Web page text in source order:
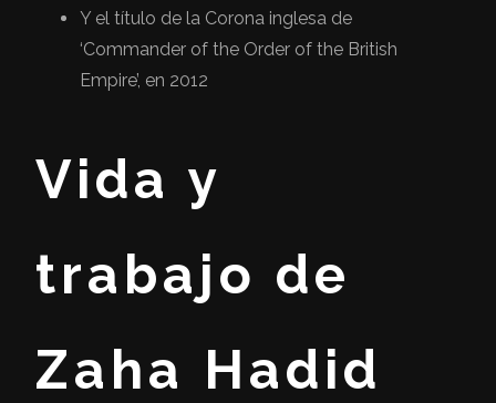
Y el título de la Corona inglesa de
‘Commander of the Order of the British
Empire’, en 2012
Vida y
trabajo de
Zaha Hadid